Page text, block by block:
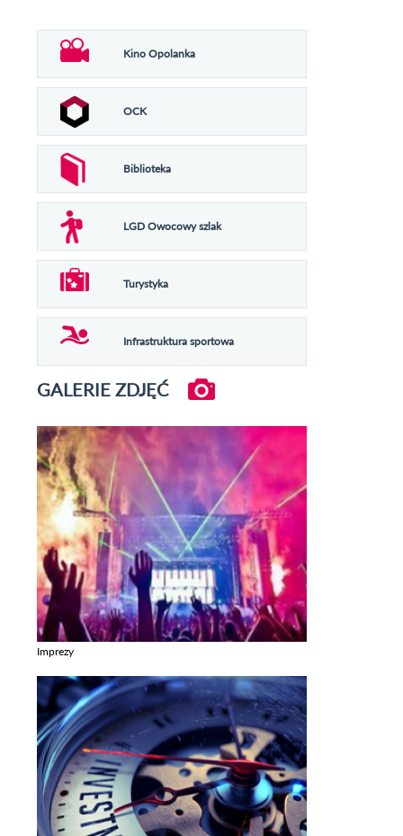
Kino Opolanka
OCK
Biblioteka
LGD Owocowy szlak
Turystyka
Infrastruktura sportowa
GALERIE ZDJĘĆ
Imprezy